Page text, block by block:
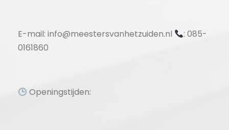
E-mail: info@meestersvanhetzuiden.nl
: 085-
0161860
Openingstijden: